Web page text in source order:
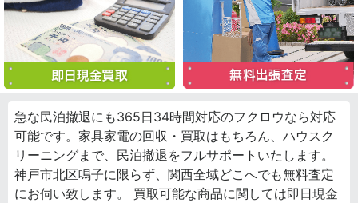
急な民泊撤退にも365日34時間対応のフクロウなら対応
可能です。家具家電の回収・買取はもちろん、ハウスク
リーニングまで、民泊撤退をフルサポートいたします。
神戸市北区鳴子に限らず、関西全域どこへでも無料査定
にお伺い致します。 買取可能な商品に関しては即日現金